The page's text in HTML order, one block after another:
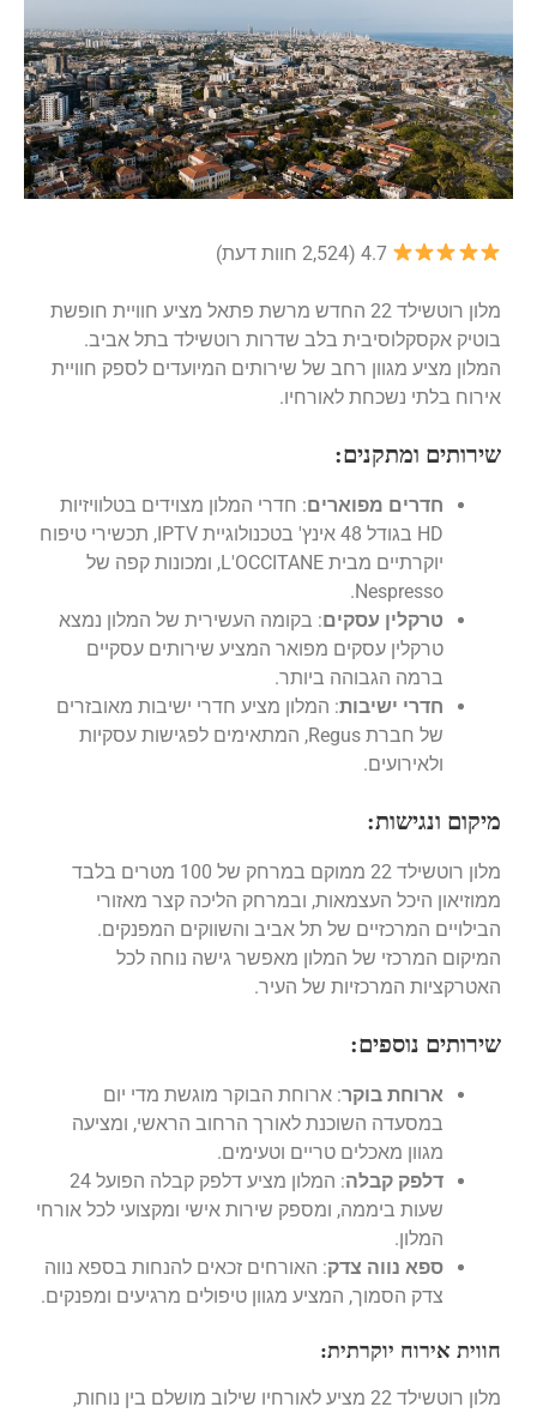
4.7 (2,524 חוות דעת)
מלון רוטשילד 22 החדש מרשת פתאל מציע חוויית חופשת
בוטיק אקסקלוסיבית בלב שדרות רוטשילד בתל אביב.
המלון מציע מגוון רחב של שירותים המיועדים לספק חוויית
אירוח בלתי נשכחת לאורחיו.
שירותים ומתקנים:
חדרים מפוארים: חדרי המלון מצוידים בטלוויזיות
HD בגודל 48 אינץ' בטכנולוגיית IPTV, תכשירי טיפוח
יוקרתיים מבית L'OCCITANE, ומכונות קפה של
Nespresso.
טרקלין עסקים: בקומה העשירית של המלון נמצא
טרקלין עסקים מפואר המציע שירותים עסקיים
ברמה הגבוהה ביותר.
חדרי ישיבות: המלון מציע חדרי ישיבות מאובזרים
של חברת Regus, המתאימים לפגישות עסקיות
ולאירועים.
מיקום ונגישות:
מלון רוטשילד 22 ממוקם במרחק של 100 מטרים בלבד
ממוזיאון היכל העצמאות, ובמרחק הליכה קצר מאזורי
הבילויים המרכזיים של תל אביב והשווקים המפנקים.
המיקום המרכזי של המלון מאפשר גישה נוחה לכל
האטרקציות המרכזיות של העיר.
שירותים נוספים:
ארוחת בוקר: ארוחת הבוקר מוגשת מדי יום
במסעדה השוכנת לאורך הרחוב הראשי, ומציעה
מגוון מאכלים טריים וטעימים.
דלפק קבלה
: המלון מציע דלפק קבלה הפועל 24
שעות ביממה, ומספק שירות אישי ומקצועי לכל אורחי
המלון.
ספא נווה צדק: האורחים זכאים להנחות בספא נווה
צדק הסמוך, המציע מגוון טיפולים מרגיעים ומפנקים.
חווית אירוח יוקרתית:
מלון רוטשילד 22 מציע לאורחיו שילוב מושלם בין נוחות,